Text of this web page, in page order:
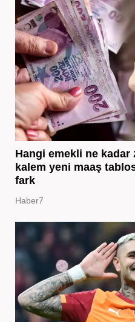
Hangi emekli ne kadar
kalem yeni maaş
fark
Haber7